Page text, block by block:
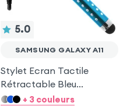
5.0
SAMSUNG GALAXY A11
Stylet Ecran Tactile
Rétractable Bleu
Turquoise + Attache Jack
+ 3 couleurs